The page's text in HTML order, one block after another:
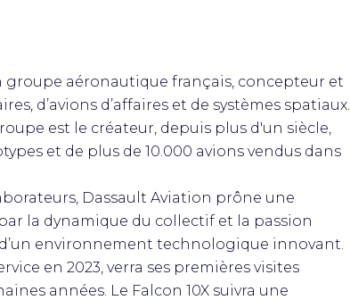
groupe aéronautique français, concepteur et
d’avions d’affaires et de systèmes spatiaux.
est le créateur, depuis plus d'un siècle,
et de plus de 10.000 avions vendus dans
Dassault Aviation prône une
la dynamique du collectif et la passion
environnement technologique innovant.
en 2023, verra ses premières visites
années. Le Falcon 10X suivra une